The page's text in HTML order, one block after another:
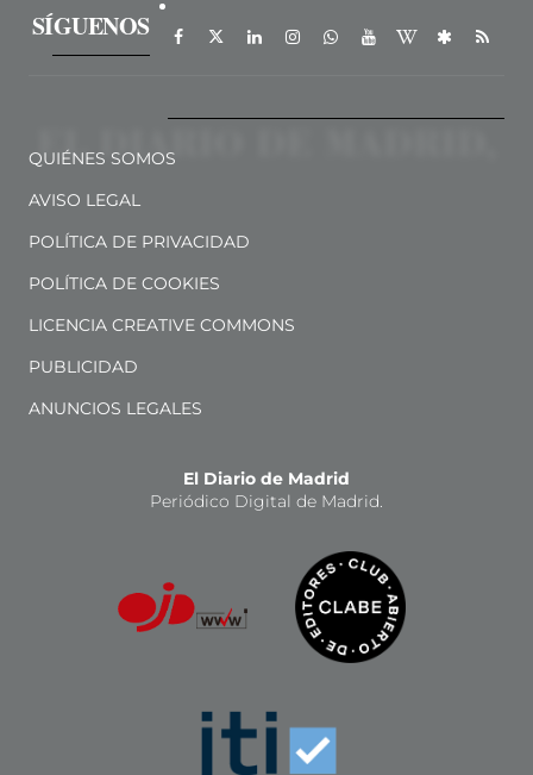
SÍGUENOS
QUIÉNES SOMOS
AVISO LEGAL
POLÍTICA DE PRIVACIDAD
POLÍTICA DE COOKIES
LICENCIA CREATIVE COMMONS
PUBLICIDAD
ANUNCIOS LEGALES
El Diario de Madrid
Periódico Digital de Madrid.